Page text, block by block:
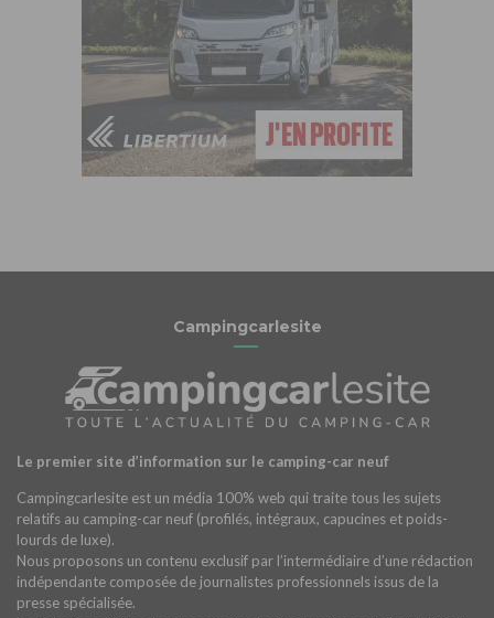
Campingcarlesite
Le premier site d’information sur le camping-car neuf
Campingcarlesite est un média 100% web qui traite tous les sujets
relatifs au camping-car neuf (profilés, intégraux, capucines et poids-
lourds de luxe).
Nous proposons un contenu exclusif par l’intermédiaire d’une rédaction
indépendante composée de journalistes professionnels issus de la
presse spécialisée.